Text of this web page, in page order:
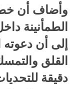
وأضاف أن
الطمأنينة
إلى أن دعوته
القلق
دقيقة